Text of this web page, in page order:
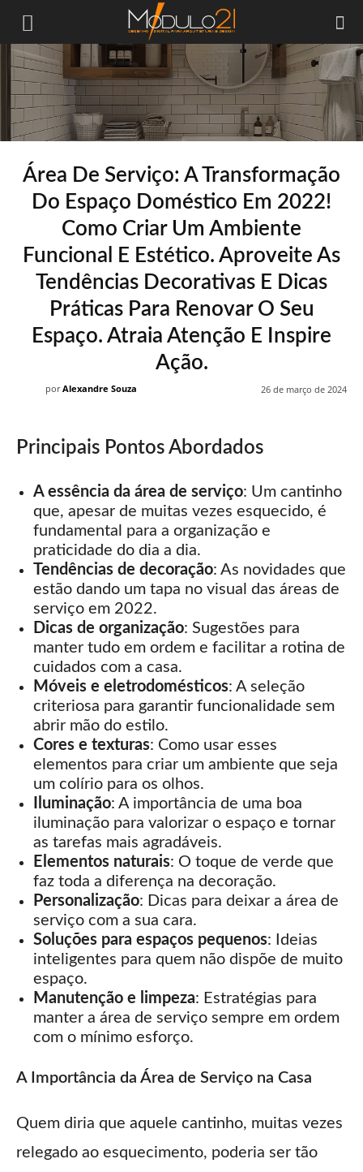
Módulo21
Área De Serviço: A Transformação
Do Espaço Doméstico Em 2022!
Como Criar Um Ambiente
Funcional E Estético. Aproveite As
Tendências Decorativas E Dicas
Práticas Para Renovar O Seu
Espaço. Atraia Atenção E Inspire
Ação.
26 de março de 2024
por Alexandre Souza
Principais Pontos Abordados
A essência da área de serviço: Um cantinho
que, apesar de muitas vezes esquecido, é
fundamental para a organização e
praticidade do dia a dia.
Tendências de decoração: As novidades que
estão dando um tapa no visual das áreas de
serviço em 2022.
Dicas de organização: Sugestões para
manter tudo em ordem e facilitar a rotina de
cuidados com a casa.
Móveis e eletrodomésticos: A seleção
criteriosa para garantir funcionalidade sem
abrir mão do estilo.
Cores e texturas: Como usar esses
elementos para criar um ambiente que seja
um colírio para os olhos.
Iluminação: A importância de uma boa
iluminação para valorizar o espaço e tornar
as tarefas mais agradáveis.
Elementos naturais: O toque de verde que
faz toda a diferença na decoração.
Personalização: Dicas para deixar a área de
serviço com a sua cara.
Soluções para espaços pequenos: Ideias
inteligentes para quem não dispõe de muito
espaço.
Manutenção e limpeza: Estratégias para
manter a área de serviço sempre em ordem
com o mínimo esforço.
A Importância da Área de Serviço na Casa
Quem diria que aquele cantinho, muitas vezes
relegado ao esquecimento, poderia ser tão